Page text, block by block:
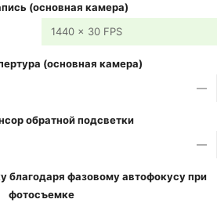
(основная камера)
1440 x 30 FPS
(основная камера)
—
обратной подсветки
—
благодаря фазовому автофокусу при
фотосъемке